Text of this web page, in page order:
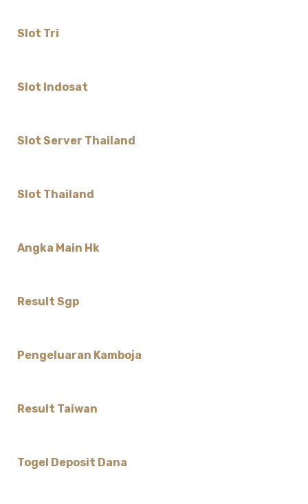
Slot Tri
Slot Indosat
Slot Server Thailand
Slot Thailand
Angka Main Hk
Result Sgp
Pengeluaran Kamboja
Result Taiwan
Togel Deposit Dana